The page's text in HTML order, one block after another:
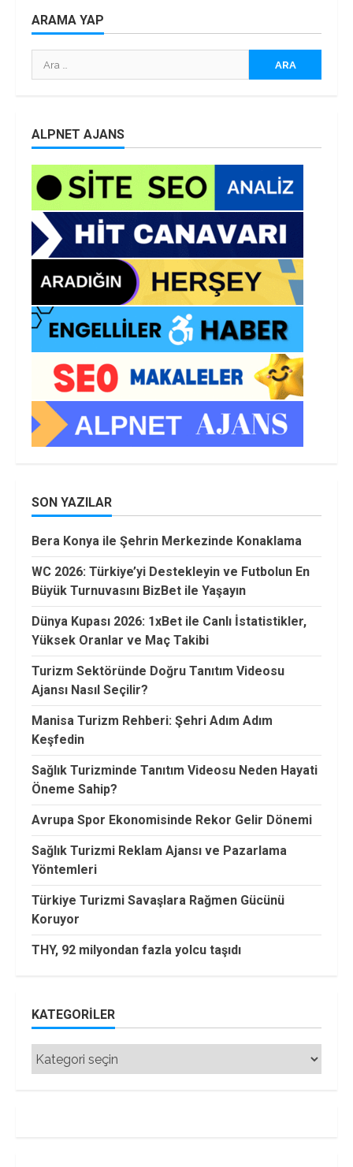
ARAMA YAP
Arama:
ALPNET AJANS
SON YAZILAR
Bera Konya ile Şehrin Merkezinde Konaklama
WC 2026: Türkiye’yi Destekleyin ve Futbolun En
Büyük Turnuvasını BizBet ile Yaşayın
Dünya Kupası 2026: 1xBet ile Canlı İstatistikler,
Yüksek Oranlar ve Maç Takibi
Turizm Sektöründe Doğru Tanıtım Videosu
Ajansı Nasıl Seçilir?
Manisa Turizm Rehberi: Şehri Adım Adım
Keşfedin
Sağlık Turizminde Tanıtım Videosu Neden Hayati
Öneme Sahip?
Avrupa Spor Ekonomisinde Rekor Gelir Dönemi
Sağlık Turizmi Reklam Ajansı ve Pazarlama
Yöntemleri
Türkiye Turizmi Savaşlara Rağmen Gücünü
Koruyor
THY, 92 milyondan fazla yolcu taşıdı
KATEGORILER
Kategoriler